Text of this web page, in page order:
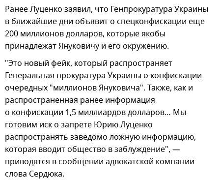
Ранее Луценко заявил, что Генпрокуратура Украины
в ближайшие дни объявит о спецконфискации еще
200 миллионов долларов, которые якобы
принадлежат Януковичу и его окружению.
"Это новый фейк, который распространяет
Генеральная прокуратура Украины о конфискации
очередных "миллионов Януковича". Также, как и
распространенная ранее информация
о конфискации 1,5 миллиардов долларов… Мы
готовим иск о запрете Юрию Луценко
распространять заведомо ложную информацию,
которая вводит общество в заблуждение", —
приводятся в сообщении адвокатской компании
слова Сердюка.